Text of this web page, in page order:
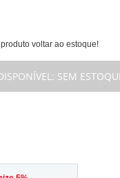
voltar ao estoque!
SEM